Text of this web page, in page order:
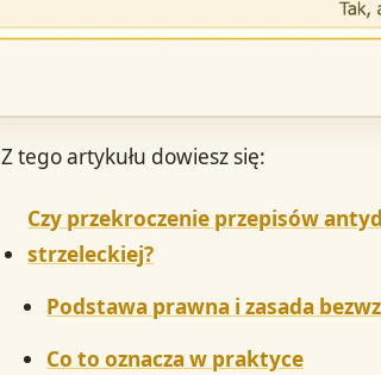
Z tego artykułu dowiesz się:
Czy przekroczenie przepisów
strzeleckiej?
Podstawa prawna i zasada
Co to oznacza w praktyce